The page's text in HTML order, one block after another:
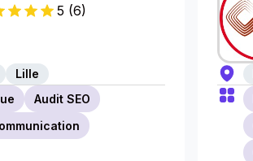
5 (6)
Lille
Audit SEO